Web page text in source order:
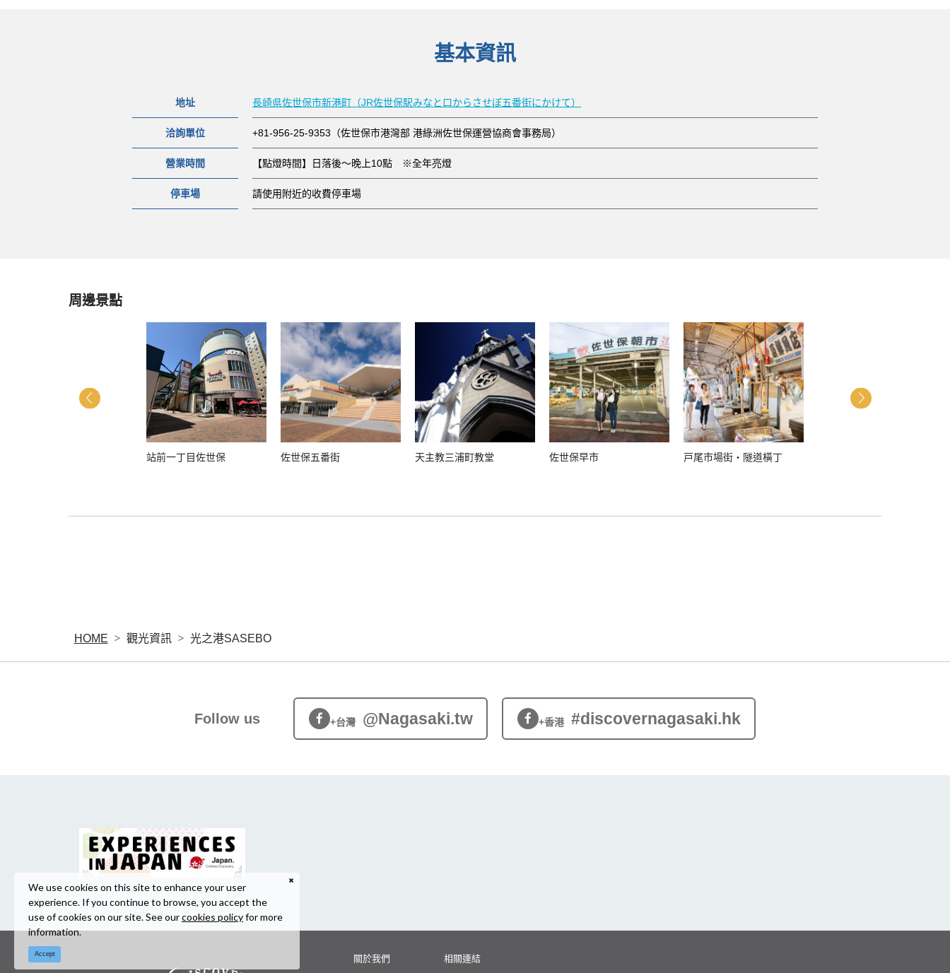
基本資訊
地址 長崎県佐世保市新港町（JR佐世保駅みなと口からさせぼ五番街にかけて）
洽詢單位 +81-956-25-9353（佐世保市港灣部 港綠洲佐世保運營協商會事務局）
營業時間 【點燈時間】日落後～晚上10點 ※全年亮燈
停車場 請使用附近的收費停車場
周邊景點
站前一丁目佐世保 佐世保五番街 天主教三浦町教堂 佐世保早市 戸尾市場街・隧道橫丁
HOME 觀光資訊 光之港SASEBO
Follow us +台灣 @Nagasaki.tw +香港 #discovernagasaki.hk
關於我們 相關連結
We use cookies on this site to enhance your user
experience. If you continue to browse, you accept the
use of cookies on our site. See ourcookies policyfor more
information.
Accept